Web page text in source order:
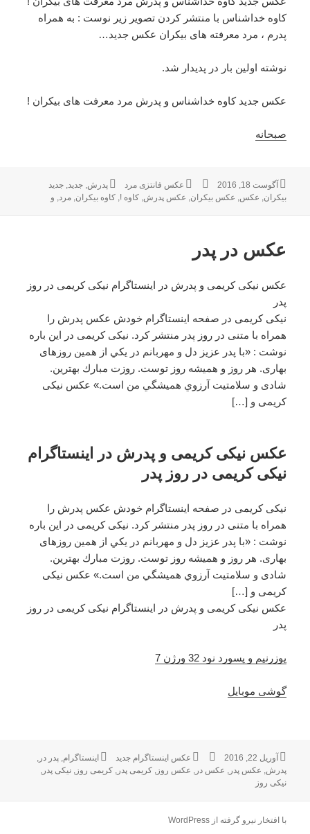
کاوه خداشناس با منتشر کردن تصویر زیر نوست : به همراه
پدرم ، مرد معرفته های بیکران عکس جدید…
نوشته اولین بار در پدیدار شد.
عکس جدید کاوه خداشناس و پدرش مرد معرفت های بیکران !
صبحانه
ارسال
شده
آگوست 18, 2016 نویسندهدسته‌ها
عکس فانتزی مرد برچسب‌ها
پدرش,جدید,جدید
بیکران, عکس, عکس بیکران, عکس پدرش,کاوه !,کاوه بیکران,مرد, و
عکس در پدر
عکس نیکی کریمی و پدرش در اینستاگرام نیکی کریمی در روز
پدر
نیکی کریمی در صفحه اینستاگرام خودش عکس پدرش را
همراه با متنی در روز پدر منتشر کرد. نیکی کریمی در این باره
نوشت : «با پدر عزيز دل و مهربانم در يكي از همين روزهای
بهاری. هر روز و هميشه روز توست. روزت مبارك بهترين.
شادی و سلامتيت آرزوي هميشگي من است.» عکس نیکی
کریمی و […]
عکس نیکی کریمی و پدرش در اینستاگرام
نیکی کریمی در روز پدر
نیکی کریمی در صفحه اینستاگرام خودش عکس پدرش را
همراه با متنی در روز پدر منتشر کرد. نیکی کریمی در این باره
نوشت : «با پدر عزيز دل و مهربانم در يكي از همين روزهای
بهاری. هر روز و هميشه روز توست. روزت مبارك بهترين.
شادی و سلامتيت آرزوي هميشگي من است.» عکس نیکی
کریمی و […]
عکس نیکی کریمی و پدرش در اینستاگرام نیکی کریمی در روز
پدر
یوزرنیم و پسورد نود 32 ورژن 7
گوشی موبایل
ارسال
شده
در
آوریل 22, 2016 نویسندهدسته‌ها
عکس اینستاگرام جدید برچسب‌ها
اینستاگرام,پدر در,
پدرش, عکس پدر, عکس در, عکس روز,کریمی پدر,کریمی روز,نیکی پدر,
نیکی روز
با افتخار نیرو گرفته از WordPress